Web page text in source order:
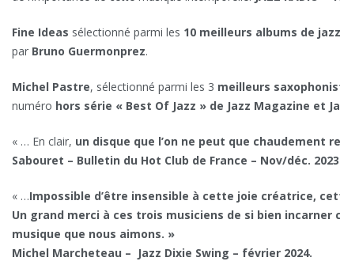
Fine Ideas sélectionné parmi les 10 meilleurs albums de
par Bruno Guermonprez.
Michel Pastre, sélectionné parmi les 3 meilleurs
numéro hors série « Best Of Jazz » de Jazz Magazine et
« … En clair, un disque que l’on ne peut que chaudement
Sabouret – Bulletin du Hot Club de France – Nov/déc. 2023
« …Impossible d’être insensible à cette joie créatrice,
Un grand merci à ces trois musiciens de si bien incarner
musique que nous aimons. »
Michel Marcheteau – Jazz Dixie Swing – février 2024.